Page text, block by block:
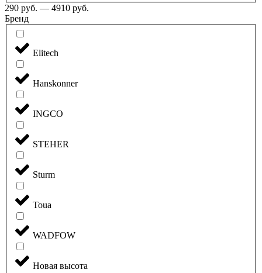
290 руб. — 4910 руб.
Бренд
Elitech
Hanskonner
INGCO
STEHER
Sturm
Toua
WADFOW
Новая высота